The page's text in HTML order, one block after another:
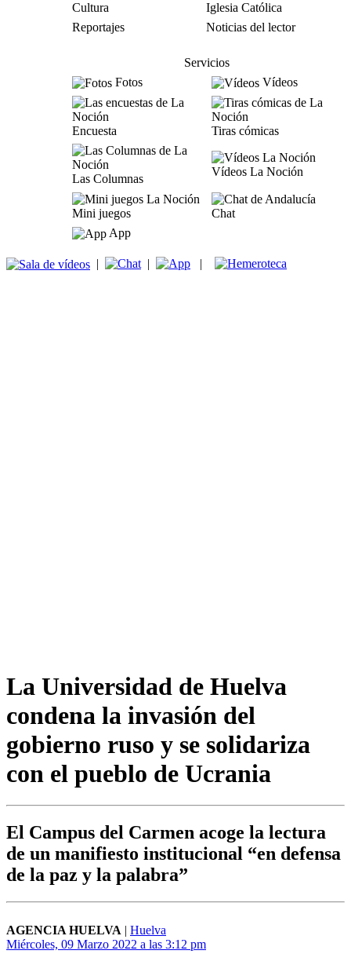
Cultura
Iglesia Católica
Reportajes
Noticias del lector
Servicios
Fotos
Vídeos
Encuesta Tiras cómicas
Las Columnas
Vídeos La Noción
Mini juegos
Chat
App
| | |
La Universidad de Huelva
condena la invasión del
gobierno ruso y se solidariza
con el pueblo de Ucrania
El Campus del Carmen acoge la lectura
de un manifiesto institucional “en defensa
de la paz y la palabra”
AGENCIA HUELVA | Huelva
Miércoles, 09 Marzo 2022 a las 3:12 pm